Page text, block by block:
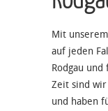
Mit
auf jeden
Rodgau
Zeit sind wir
und haben